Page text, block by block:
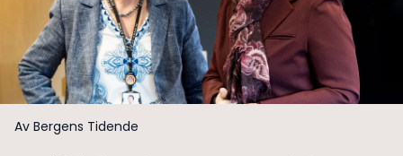
Av Bergens Tidende